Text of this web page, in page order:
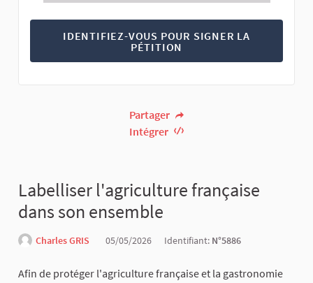
IDENTIFIEZ-VOUS POUR SIGNER LA
PÉTITION
Partager
Intégrer
Labelliser l'agriculture française
dans son ensemble
Charles GRIS 05/05/2026 Identifiant: N°5886
Afin de protéger l'agriculture française et la gastronomie